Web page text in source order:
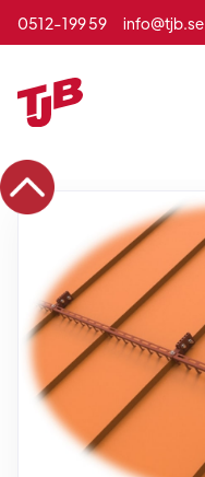
0512-199 59 info@tjb.se